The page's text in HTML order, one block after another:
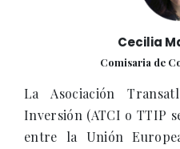
Cecilia
Comisaria de
La Asociación
Inversión (ATCI o TTIP
entre la Unión